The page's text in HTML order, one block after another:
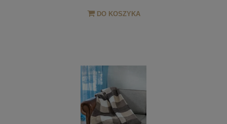
DO KOSZYKA